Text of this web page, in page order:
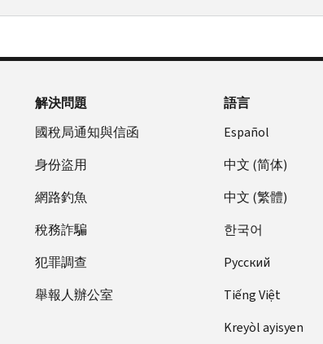
解決問題
國稅局通知與信函
身份盜用
網路釣魚
稅務詐騙
犯罪調查
舉報人辦公室
語言
Español
中文 (简体)
中文 (繁體)
한국어
Pусский
Tiếng Việt
Kreyòl ayisyen